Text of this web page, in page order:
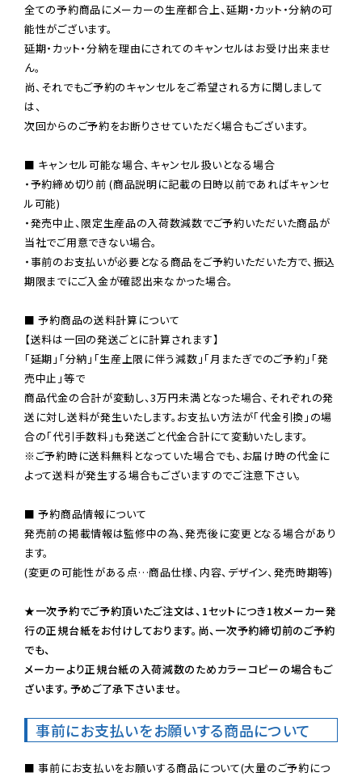
全ての予約商品にメーカーの生産都合上、延期・カット・分納の可
能性がございます。
延期・カット・分納を理由にされてのキャンセルはお受け出来ませ
ん。
尚、それでもご予約のキャンセルをご希望される方に関しまして
は、
次回からのご予約をお断りさせていただく場合もございます。
■ キャンセル可能な場合、キャンセル扱いとなる場合
・予約締め切り前 (商品説明に記載の日時以前であればキャンセ
ル可能)
・発売中止、限定生産品の入荷数減数でご予約いただいた商品が
当社でご用意できない場合。
・事前のお支払いが必要となる商品をご予約いただいた方で、振込
期限までにご入金が確認出来なかった場合。
■ 予約商品の送料計算について
【送料は一回の発送ごとに計算されます】
「延期」「分納」「生産上限に伴う減数」「月またぎでのご予約」「発
売中止」等で
商品代金の合計が変動し、3万円未満となった場合、それぞれの発
送に対し送料が発生いたします。お支払い方法が「代金引換」の場
※ご予約時に送料無料となっていた場合でも、お届け時の代金に
よって送料が発生する場合もございますのでご注意下さい。
■ 予約商品情報について
発売前の掲載情報は監修中の為、発売後に変更となる場合があり
ます。
(変更の可能性がある点…商品仕様、内容、デザイン、発売時期等)
★一次予約でご予約頂いたご注文は、1セットにつき1枚メーカー発
行の正規台紙をお付けしております。尚、一次予約締切前のご予約
でも、
メーカーより正規台紙の入荷減数のためカラーコピーの場合もご
ざいます。予めご了承下さいませ。
事前にお支払いをお願いする商品について
■ 事前にお支払いをお願いする商品について(大量のご予約につ